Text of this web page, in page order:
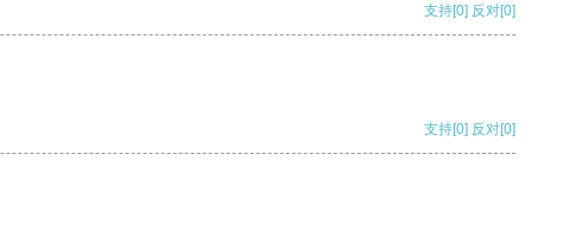
支持[0] 反对[0]
支持[0] 反对[0]